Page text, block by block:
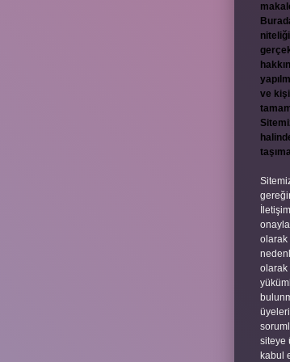
ve
olarak
olarak
siteye
kabul